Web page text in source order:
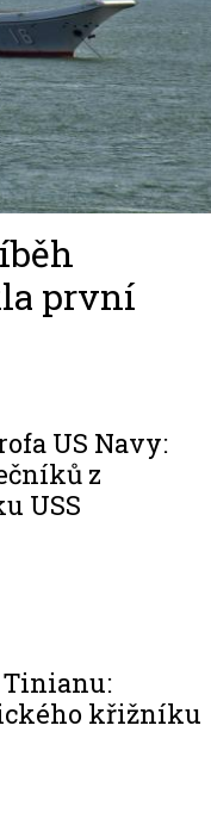
první
US Navy:
z
USS
Tinianu:
křižníku